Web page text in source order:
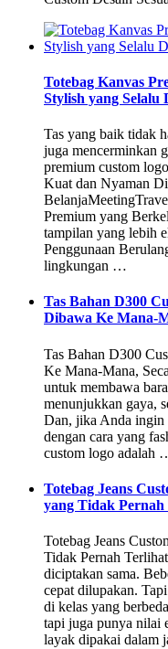
Totebag Kanvas
Stylish yang Selalu
Tas yang baik tidak
juga mencerminkan
premium custom
Kuat dan Nyaman
Premium yang
tampilan yang lebih
Penggunaan
lingkungan …
Tas Bahan D300
Dibawa Ke Mana-
Tas Bahan D300
Ke Mana-Mana,
untuk membawa
menunjukkan gaya,
Dan, jika Anda ingin
dengan cara yang
custom logo adalah
Totebag Jeans
yang Tidak
Totebag Jeans
Tidak Pernah
diciptakan sama.
cepat dilupakan.
di kelas yang
tapi juga punya nilai
layak dipakai dalam